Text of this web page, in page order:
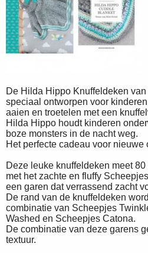
De Hilda Hippo Knuffeldeken
speciaal ontworpen voor
aaien en troetelen met een
Hilda Hippo houdt kinderen
boze monsters in de nacht weg.
Het perfecte cadeau voor nieuwe
Deze leuke knuffeldeken meet
met het zachte en fluffy
een garen dat verrassend zacht
De rand van de knuffeldeken
combinatie van Scheepjes
Washed en Scheepjes Catona.
De combinatie van deze garens
textuur.